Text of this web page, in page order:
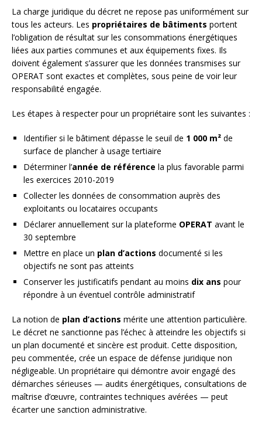
La charge juridique du décret ne repose pas uniformément sur
tous les acteurs. Les propriétaires de bâtiments portent
l’obligation de résultat sur les consommations énergétiques
liées aux parties communes et aux équipements fixes. Ils
doivent également s’assurer que les données transmises sur
OPERAT sont exactes et complètes, sous peine de voir leur
responsabilité engagée.
Les étapes à respecter pour un propriétaire sont les suivantes :
Identifier si le bâtiment dépasse le seuil de 1 000 m² de
surface de plancher à usage tertiaire
Déterminer l’année de référence la plus favorable parmi
les exercices 2010-2019
Collecter les données de consommation auprès des
exploitants ou locataires occupants
Déclarer annuellement sur la plateforme OPERAT avant le
30 septembre
Mettre en place un plan d’actions documenté si les
objectifs ne sont pas atteints
Conserver les justificatifs pendant au moins dix ans pour
répondre à un éventuel contrôle administratif
La notion de plan d’actions mérite une attention particulière.
Le décret ne sanctionne pas l’échec à atteindre les objectifs si
un plan documenté et sincère est produit. Cette disposition,
peu commentée, crée un espace de défense juridique non
négligeable. Un propriétaire qui démontre avoir engagé des
démarches sérieuses — audits énergétiques, consultations de
maîtrise d’œuvre, contraintes techniques avérées — peut
écarter une sanction administrative.